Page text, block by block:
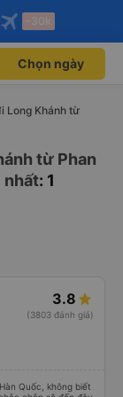
Mở app
Mở app
-30k
Chọn ngày
Long Khánh từ
từ Phan
nhất: 1
3.8
(3803 đánh giá)
Quốc, không biết